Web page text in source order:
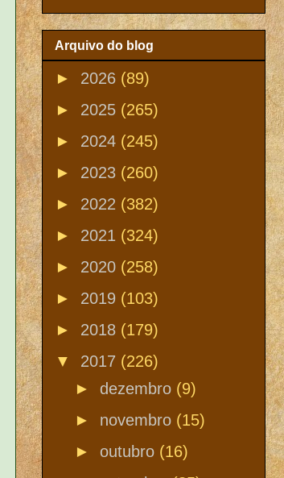
Arquivo do blog
► 2026 (89)
► 2025 (265)
► 2024 (245)
► 2023 (260)
► 2022 (382)
► 2021 (324)
► 2020 (258)
► 2019 (103)
► 2018 (179)
▼ 2017 (226)
► dezembro (9)
► novembro (15)
► outubro (16)